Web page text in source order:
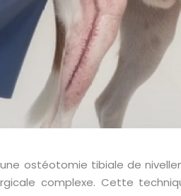
ostéotomie tibiale de
complexe. Cette